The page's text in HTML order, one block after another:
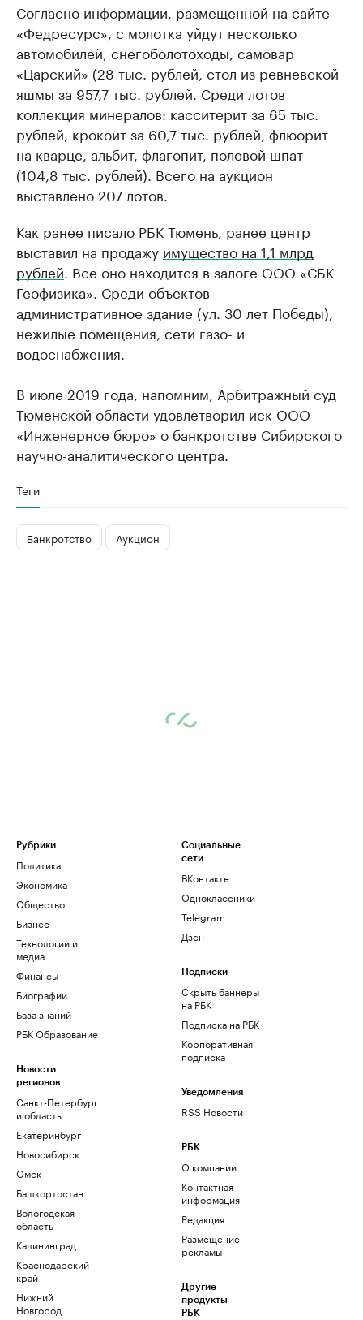
Согласно информации, размещенной на сайте
«Федресурс», с молотка уйдут несколько
автомобилей, снегоболотоходы, самовар
«Царский» (28 тыс. рублей, стол из ревневской
яшмы за 957,7 тыс. рублей. Среди лотов
коллекция минералов: касситерит за 65 тыс.
рублей, крокоит за 60,7 тыс. рублей, флюорит
на кварце, альбит, флагопит, полевой шпат
(104,8 тыс. рублей). Всего на аукцион
выставлено 207 лотов.
Как ранее писало РБК Тюмень, ранее центр
выставил на продажу имущество на 1,1 млрд
рублей. Все оно находится в залоге ООО «СБК
Геофизика». Среди объектов —
административное здание (ул. 30 лет Победы),
нежилые помещения, сети газо- и
водоснабжения.
В июле 2019 года, напомним, Арбитражный суд
Тюменской области удовлетворил иск ООО
«Инженерное бюро» о банкротстве Сибирского
научно-аналитического центра.
Теги
Банкротство Аукцион
Рубрики
Политика
Экономика
Общество
Бизнес
Технологии и
медиа
Финансы
Биографии
База знаний
РБК Образование
Новости
регионов
Санкт-Петербург
и область
Екатеринбург
Новосибирск
Омск
Башкортостан
Вологодская
область
Калининград
Краснодарский
край
Нижний
Новгород
Социальные
сети
ВКонтакте
Одноклассники
Telegram
Дзен
Подписки
Скрыть баннеры
на РБК
Подписка на РБК
Корпоративная
подписка
Уведомления
RSS Новости
РБК
О компании
Контактная
информация
Редакция
Размещение
рекламы
Другие
продукты
РБК